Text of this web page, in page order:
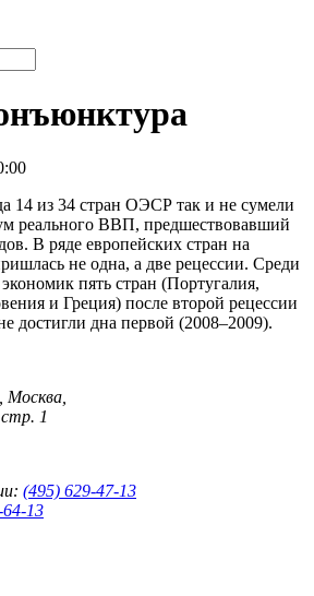
14 из 34 стран ОЭСР так и не сумели
реального ВВП, предшествовавший
В ряде европейских стран на
не одна, а две рецессии. Среди
пять стран (Португалия,
и Греция) после второй рецессии
достигли дна первой (2008–2009).
Москва,
1
(495) 629-47-13
13